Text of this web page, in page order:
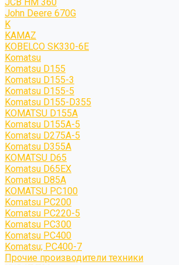
John Deere 670G
K
KAMAZ
KOBELCO SK330-6E
Komatsu
Komatsu D155
Komatsu D155-3
Komatsu D155-5
Komatsu D155-D355
KOMATSU D155A
Komatsu D155A-5
Komatsu D275A-5
Komatsu D355A
KOMATSU D65
Komatsu D65EX
Komatsu D85A
KOMATSU PC100
Komatsu PC200
Komatsu PC220-5
Komatsu PC300
Komatsu PC400
Komatsu; PC400-7
Прочие производители техники